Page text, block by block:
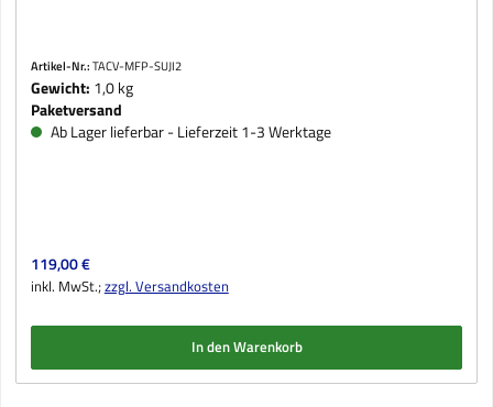
Artikel-Nr.:TACV-MFP-SUJI2
Gewicht: 1,0 kg
Paketversand
Ab Lager lieferbar - Lieferzeit 1-3 Werktage
Regulärer Preis:
119,00 €
inkl. MwSt.;zzgl. Versandkosten
In den Warenkorb